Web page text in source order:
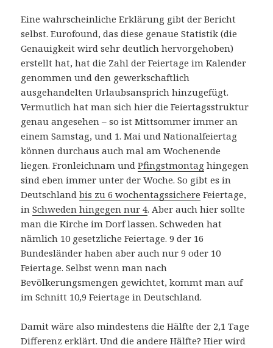
Eine wahrscheinliche Erklärung gibt der Bericht
selbst. Eurofound, das diese genaue Statistik (die
Genauigkeit wird sehr deutlich hervorgehoben)
erstellt hat, hat die Zahl der Feiertage im Kalender
genommen und den gewerkschaftlich
ausgehandelten Urlaubsansprich hinzugefügt.
Vermutlich hat man sich hier die Feiertagsstruktur
genau angesehen – so ist Mittsommer immer an
einem Samstag, und 1. Mai und Nationalfeiertag
können durchaus auch mal am Wochenende
liegen. Fronleichnam undPfingstmontag hingegen
sind eben immer unter der Woche. So gibt es in
Deutschlandbis zu 6 wochentagssichere Feiertage,
inSchweden hingegen nur 4. Aber auch hier sollte
man die Kirche im Dorf lassen. Schweden hat
nämlich 10 gesetzliche Feiertage. 9 der 16
Bundesländer haben aber auch nur 9 oder 10
Feiertage. Selbst wenn man nach
Bevölkerungsmengen gewichtet, kommt man auf
im Schnitt 10,9 Feiertage in Deutschland.
Damit wäre also mindestens die Hälfte der 2,1 Tage
Differenz erklärt. Und die andere Hälfte? Hier wird